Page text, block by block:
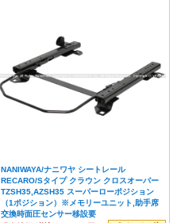
NANIWAYA/ナニワヤ シートレール
RECARO/Sタイプ クラウン クロスオーバー
TZSH35,AZSH35 スーパーローポジション
（1ポジション）※メモリーユニット,助手席
交換時面圧センサー移設要